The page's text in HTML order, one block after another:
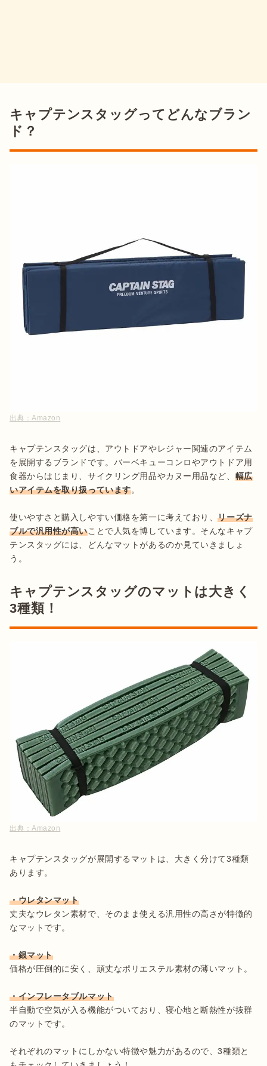
キャプテンスタッグってどんなブラン
ド？
出典：Amazon
キャプテンスタッグは、アウトドアやレジャー関連のアイテム
を展開するブランドです。バーベキューコンロやアウトドア用
食器からはじまり、サイクリング用品やカヌー用品など、 幅広
いアイテムを取り扱っています。
使いやすさと購入しやすい価格を第一に考えており、リーズナ
ブルで汎用性が高いことで人気を博しています。そんなキャプ
テンスタッグには、どんなマットがあるのか見ていきましょ
う。
キャプテンスタッグのマットは大きく
3種類！
出典：Amazon
キャプテンスタッグが展開するマットは、大きく分けて3種類
あります。
・ウレタンマット
丈夫なウレタン素材で、そのまま使える汎用性の高さが特徴的
なマットです。
・銀マット
価格が圧倒的に安く、頑丈なポリエステル素材の薄いマット。
・インフレータブルマット
半自動で空気が入る機能がついており、寝心地と断熱性が抜群
のマットです。
それぞれのマットにしかない特徴や魅力があるので、3種類と